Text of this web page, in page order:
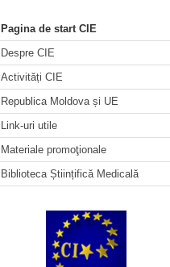
Pagina de start CIE
Despre CIE
Activități CIE
Republica Moldova și UE
Link-uri utile
Materiale promoţionale
Biblioteca Științifică Medicală